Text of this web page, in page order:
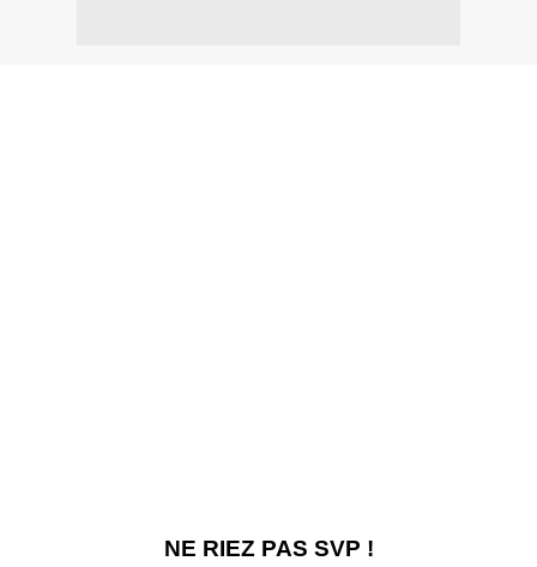
NE RIEZ PAS SVP !